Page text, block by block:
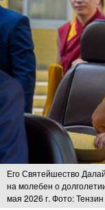
Его Святейшество
на молебен о
мая 2026 г. Фото: